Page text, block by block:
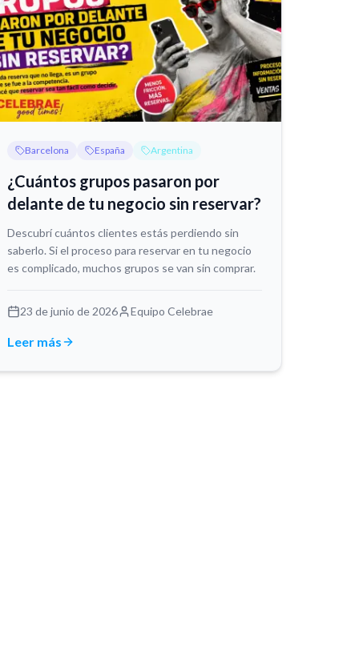
Barcelona España Argentina
¿Cuántos grupos pasaron por
delante de tu negocio sin reservar?
Descubrí cuántos clientes estás perdiendo sin
saberlo. Si el proceso para reservar en tu negocio
es complicado, muchos grupos se van sin comprar.
23 de junio de 2026 Equipo Celebrae
Leer más